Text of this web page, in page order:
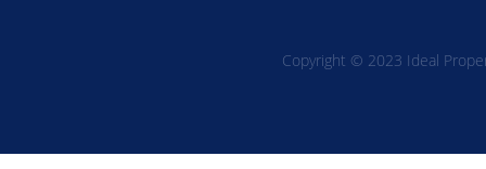
Copyright © 2023 Ideal